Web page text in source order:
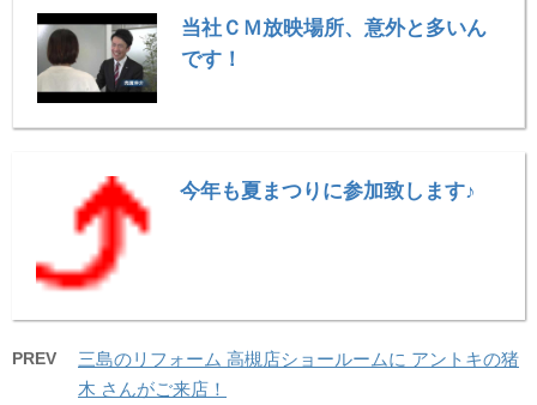
当社ＣＭ放映場所、意外と多いん
です！
今年も夏まつりに参加致します♪
PREV
三島のリフォーム 高槻店ショールームに アントキの猪
木 さんがご来店！